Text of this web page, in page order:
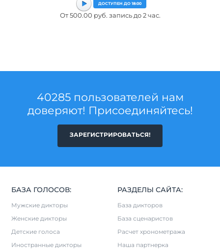
ДОСТУПЕН ДО 18:00
От 500.00 руб. запись до 2 час.
40285 пользователей нам
доверяют! Присоединяйтесь!
ЗАРЕГИСТРИРОВАТЬСЯ!
БАЗА ГОЛОСОВ:
Мужские дикторы
Женские дикторы
Детские голоса
Иностранные дикторы
РАЗДЕЛЫ САЙТА:
База дикторов
База сценаристов
Расчет хронометража
Наша партнерка